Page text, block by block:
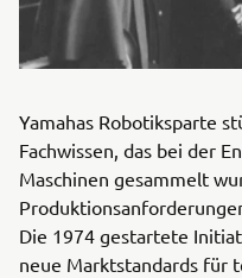
Yamahas Robotiksparte
Fachwissen, das bei der
Maschinen gesammelt
Die 1974 gestartete
neue Marktstandards für